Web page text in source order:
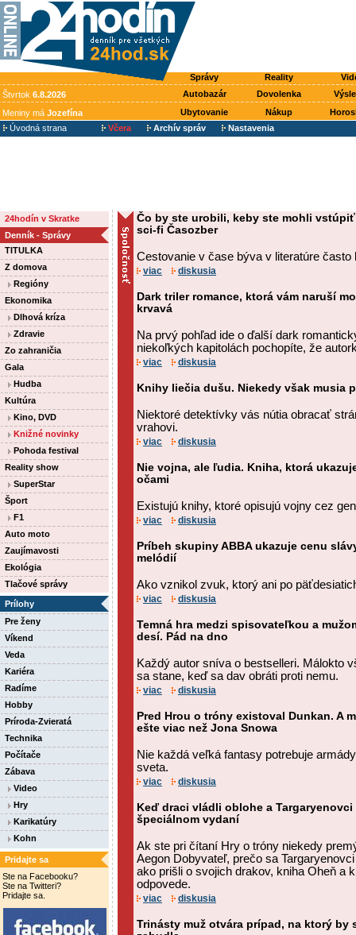
Správy Reality
Štvrtok 6.8.2026 Autobazár Dovolenka
Meniny má Jozefína Ubytovanie Nákup
Úvodná strana
Včera Archív správ Nastavenia
24hodín v Skratke
Denník - Správy
TITULKA
Z domova
Regióny
Ekonomika
Dlhová kríza
Zdravie
Zo zahraničia
Gala
Hudba
Kultúra
Kino, DVD
Knižné novinky
Pohoda festival
Reality show
SuperStar
Šport
F1
Auto moto
Zaujímavosti
Ekológia
Tlačové správy
Prílohy
Pre ženy
Víkend
Veda
Kariéra
Radíme
Hobby
Príroda-Zvieratá
Technika
Počítače
Zábava
Video
Hry
Karikatúry
Kohn
Pridajte sa
Ste na Facebooku?
Ste na Twitteri?
Pridajte sa.
Čo by ste urobili, keby ste mohli
sci-fi Časozber
Cestovanie v čase býva v literatúre často
viac diskusia
Dark triler romance, ktorá vám naruší
krvavá
Na prvý pohľad ide o ďalší dark
niekoľkých kapitolách pochopíte, že
viac diskusia
Knihy liečia dušu. Niekedy však musia
Niektoré detektívky vás nútia obracať
vrahovi.
viac diskusia
Nie vojna, ale ľudia. Kniha, ktorá
očami
Existujú knihy, ktoré opisujú vojny cez
viac diskusia
Príbeh skupiny ABBA ukazuje cenu
melódií
Ako vznikol zvuk, ktorý ani po
viac diskusia
Temná hra medzi spisovateľkou a
desí. Pád na dno
Každý autor sníva o bestselleri. Málokto
sa stane, keď sa dav obráti proti nemu.
viac diskusia
Pred Hrou o tróny existoval Dunkan. A
ešte viac než Jona Snowa
Nie každá veľká fantasy potrebuje
sveta.
viac diskusia
Keď draci vládli oblohe a
špeciálnom vydaní
Ak ste pri čítaní Hry o tróny niekedy
Aegon Dobyvateľ, prečo sa
ako prišli o svojich drakov, kniha Oheň a
odpovede.
viac diskusia
Trinásty muž otvára prípad, na ktorý